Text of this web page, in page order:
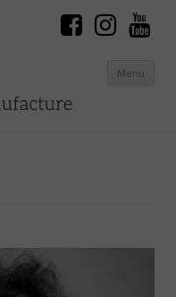
Menu